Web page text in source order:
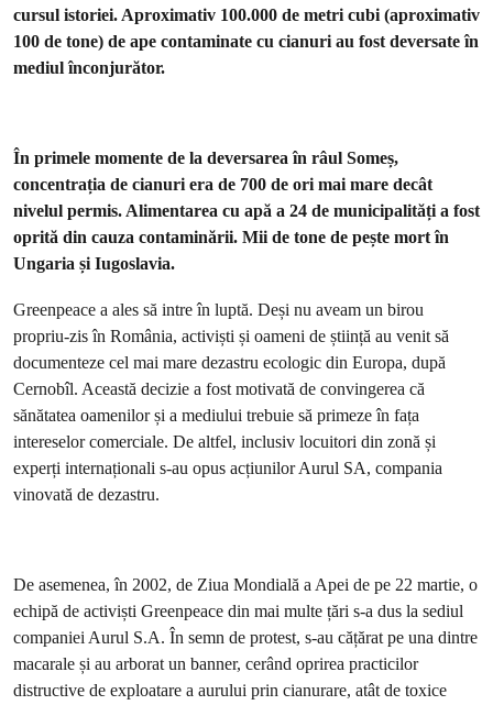
cursul istoriei. Aproximativ 100.000 de metri cubi (aproximativ
100 de tone) de ape contaminate cu cianuri au fost deversate în
mediul înconjurător.
În primele momente de la deversarea în râul Someș,
concentrația de cianuri era de 700 de ori mai mare decât
nivelul permis. Alimentarea cu apă a 24 de municipalități a fost
oprită din cauza contaminării. Mii de tone de pește mort în
Ungaria și Iugoslavia.
Greenpeace a ales să intre în luptă. Deși nu aveam un birou
propriu-zis în România, activiști și oameni de știință au venit să
documenteze cel mai mare dezastru ecologic din Europa, după
Cernobîl. Această decizie a fost motivată de convingerea că
sănătatea oamenilor și a mediului trebuie să primeze în fața
intereselor comerciale. De altfel, inclusiv locuitori din zonă și
experți internaționali s-au opus acțiunilor Aurul SA, compania
vinovată de dezastru.
De asemenea, în 2002, de Ziua Mondială a Apei de pe 22 martie, o
echipă de activiști Greenpeace din mai multe țări s-a dus la sediul
companiei Aurul S.A. În semn de protest, s-au cățărat pe una dintre
macarale și au arborat un banner, cerând oprirea practicilor
distructive de exploatare a aurului prin cianurare, atât de toxice